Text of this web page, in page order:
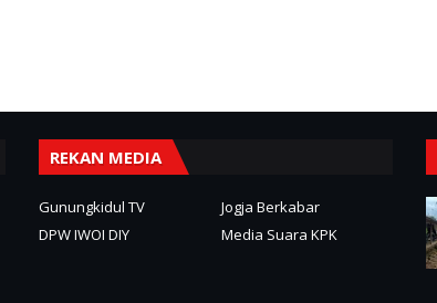
REKAN MEDIA
Gunungkidul TV
Jogja Berkabar
DPW IWOI DIY
Media Suara KPK